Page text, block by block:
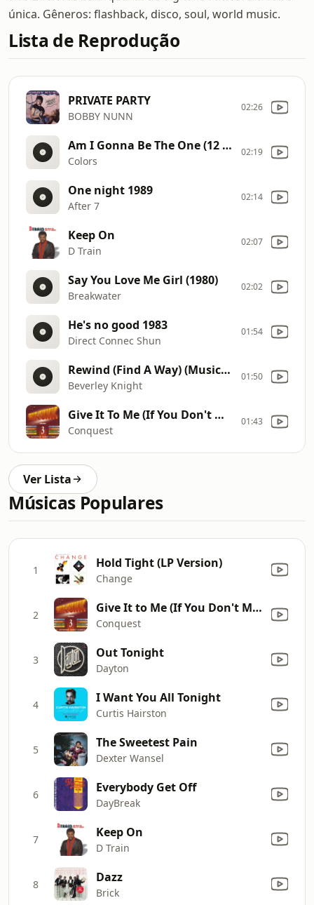
única. Gêneros: flashback, disco, soul, world music.
Lista de Reprodução
PRIVATE PARTY
BOBBY NUNN
02:26
Am I Gonna Be The One (12 Boogie
Colors
02:19
One night 1989
After 7
02:14
Keep On
D Train
02:07
Say You Love Me Girl (1980)
Breakwater
02:02
He's no good 1983
Direct Connec Shun
01:54
Rewind (Find A Way) (Music Video)
Beverley Knight
01:50
Give It To Me (If You Don't Mind)
Conquest
01:43
Ver Lista
Músicas Populares
1 Hold Tight (LP Version)
Change
2 Give It to Me (If You Don't Mind)
Conquest
3 Out Tonight
Dayton
4 I Want You All Tonight
Curtis Hairston
5 The Sweetest Pain
Dexter Wansel
6 Everybody Get Off
DayBreak
7 Keep On
D Train
8 Dazz
Brick